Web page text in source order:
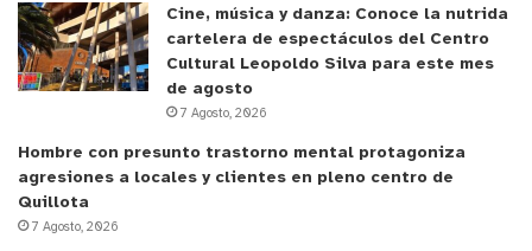
Cine, música y danza: Conoce la nutrida
cartelera de espectáculos del Centro
Cultural Leopoldo Silva para este mes
de agosto
7 Agosto, 2026
Hombre con presunto trastorno mental protagoniza
agresiones a locales y clientes en pleno centro de
Quillota
7 Agosto, 2026